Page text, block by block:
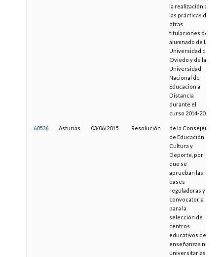
la realización de
las prácticas de
otras
titulaciones del
alumnado de la
Universidad de
Oviedo y de la
Universidad
Nacional de
Educación a
Distancia
durante el
curso 2014-2015
60536 Asturias 03/06/2015 Resolución
de la Consejería
de Educación,
Cultura y
Deporte, por la
que se
aprueban las
bases
reguladoras y la
convocatoria
para la
selección de
centros
educativos de
enseñanzas no
universitarias